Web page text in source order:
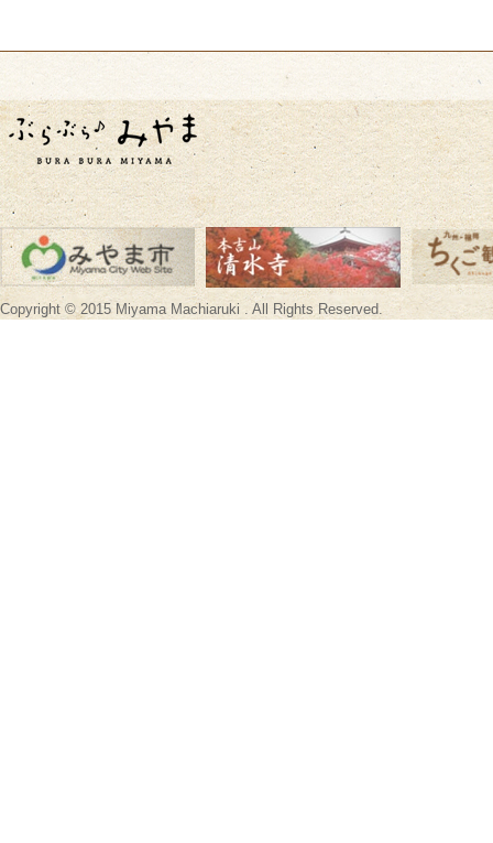
Copyright © 2015 Miyama Machiaruki . All Rights Reserved.